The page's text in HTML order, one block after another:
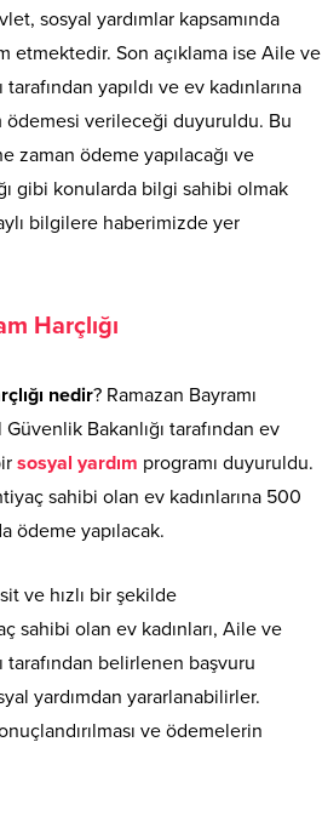
sosyal yardımlar kapsamında
etmektedir. Son açıklama ise Aile ve
yapıldı ve ev kadınlarına
ödemesi verileceği duyuruldu. Bu
zaman ödeme yapılacağı ve
gibi konularda bilgi sahibi olmak
bilgilere haberimizde yer
Harçlığı
nedir? Ramazan Bayramı
Bakanlığı tarafından ev
sosyal yardım programı duyuruldu.
sahibi olan ev kadınlarına 500
ödeme yapılacak.
ve hızlı bir şekilde
sahibi olan ev kadınları, Aile ve
tarafından belirlenen başvuru
yardımdan yararlanabilirler.
ve ödemelerin